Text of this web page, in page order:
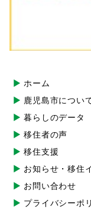
ホーム
鹿児島市につい
暮らしのデータ
移住者の声
移住支援
お知らせ・移住
お問い合わせ
プライバシーポ